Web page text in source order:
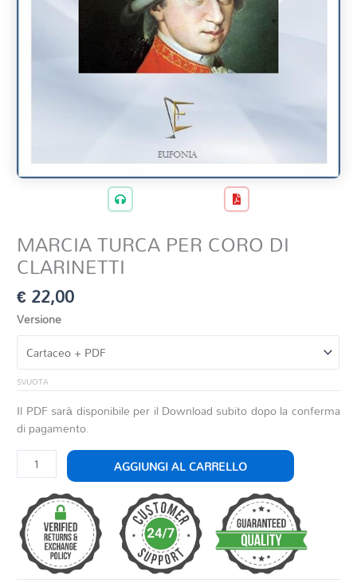
MARCIA TURCA PER CORO DI
CLARINETTI
€22,00
Versione
SVUOTA
Il PDF sarà disponibile per il Download subito dopo la conferma
di pagamento.
MARCIA
TURCA
CORO
DI
CLARINETTI
quantità
AGGIUNGI AL CARRELLO